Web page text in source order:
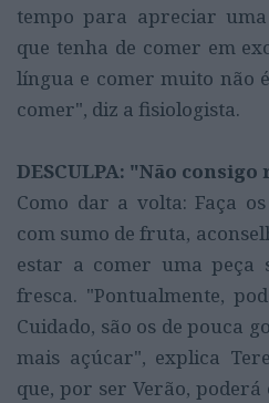
tempo para apreciar
que tenha de comer em
língua e comer muito não
comer", diz a fisiologista.
DESCULPA: "Não
Como dar a volta: Faça
com sumo de fruta,
estar a comer uma peça
fresca. "Pontualmente,
Cuidado, são os de pouca
mais açúcar", explica
que, por ser Verão,